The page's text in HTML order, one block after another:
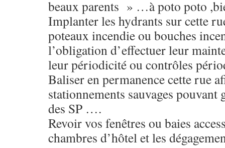
beaux parents » …à poto poto
Implanter les hydrants sur cette
poteaux incendie ou bouches
l’obligation d’effectuer leur
leur périodicité ou contrôles
Baliser en permanence cette rue
stationnements sauvages
des SP ….
Revoir vos fenêtres ou baies
chambres d’hôtel et les